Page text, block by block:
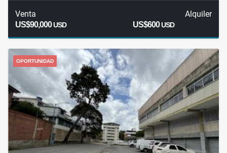
Venta
US$90,000USD
Alquiler
US$600USD
OPORTUNIDAD